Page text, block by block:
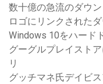
数十億の急流のダウ
ロゴにリンクされた
Windows 10をハード
グーグルプレイスト
リ
グッチマネ氏デイビ